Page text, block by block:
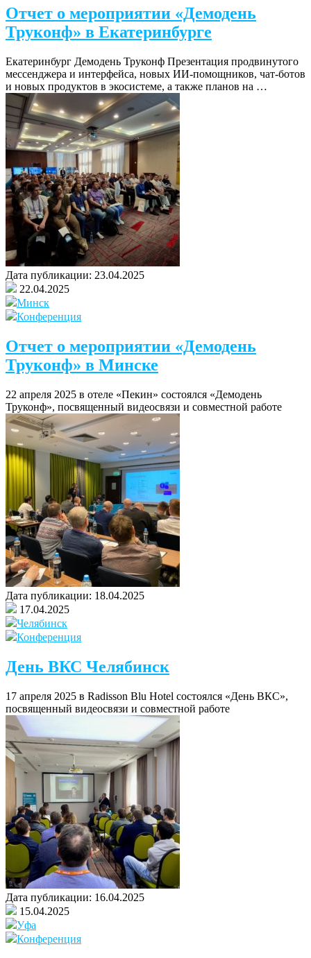
Отчет о мероприятии «Демодень
Труконф» в Екатеринбурге
Екатеринбург Демодень Труконф Презентация продвинутого
мессенджера и интерфейса, новых ИИ-помощников, чат-ботов
и новых продуктов в экосистеме, а также планов на …
Дата публикации: 23.04.2025
22.04.2025
Минск
Конференция
Отчет о мероприятии «Демодень
Труконф» в Минске
22 апреля 2025 в отеле «Пекин» состоялся «Демодень
Труконф», посвященный видеосвязи и совместной работе
Дата публикации: 18.04.2025
17.04.2025
Челябинск
Конференция
День ВКС Челябинск
17 апреля 2025 в Radisson Blu Hotel состоялся «День ВКС»,
посвященный видеосвязи и совместной работе
Дата публикации: 16.04.2025
15.04.2025
Уфа
Конференция